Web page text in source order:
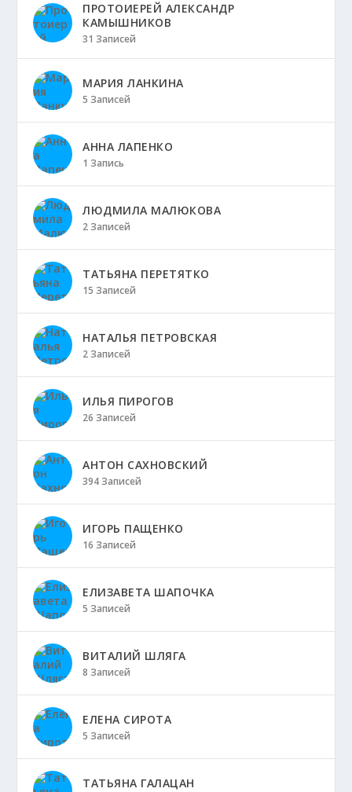
ПРОТОИЕРЕЙ АЛЕКСАНДР
КАМЫШНИКОВ
31 Записей
МАРИЯ ЛАНКИНА
5 Записей
АННА ЛАПЕНКО
1 Запись
ЛЮДМИЛА МАЛЮКОВА
2 Записей
ТАТЬЯНА ПЕРЕТЯТКО
15 Записей
НАТАЛЬЯ ПЕТРОВСКАЯ
2 Записей
ИЛЬЯ ПИРОГОВ
26 Записей
АНТОН САХНОВСКИЙ
394 Записей
ИГОРЬ ПАЩЕНКО
16 Записей
ЕЛИЗАВЕТА ШАПОЧКА
5 Записей
ВИТАЛИЙ ШЛЯГА
8 Записей
ЕЛЕНА СИРОТА
5 Записей
ТАТЬЯНА ГАЛАЦАН